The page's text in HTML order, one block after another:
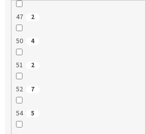
47 2
50 4
51 2
52 7
54 5